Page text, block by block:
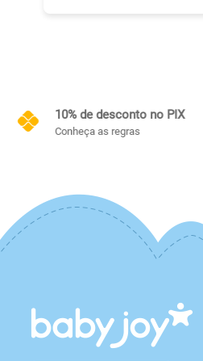
Frete Grátis